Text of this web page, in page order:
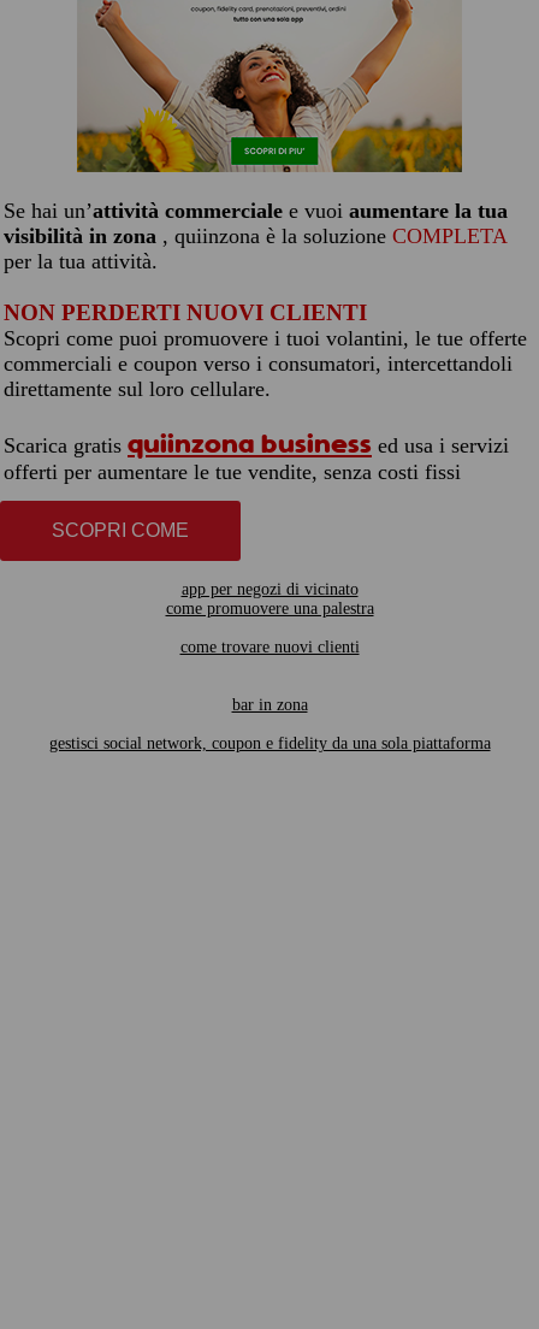
Se hai un’attività commerciale e vuoi aumentare la tua
visibilità in zona , quiinzona è la soluzione COMPLETA
per la tua attività.
NON PERDERTI NUOVI CLIENTI
Scopri come puoi promuovere i tuoi volantini, le tue offerte
commerciali e coupon verso i consumatori, intercettandoli
direttamente sul loro cellulare.
Scarica gratis quiinzona business ed usa i servizi
offerti per aumentare le tue vendite, senza costi fissi
SCOPRI COME
app per negozi di vicinato
come promuovere una palestra
come trovare nuovi clienti
bar in zona
gestisci social network, coupon e fidelity da una sola piattaforma